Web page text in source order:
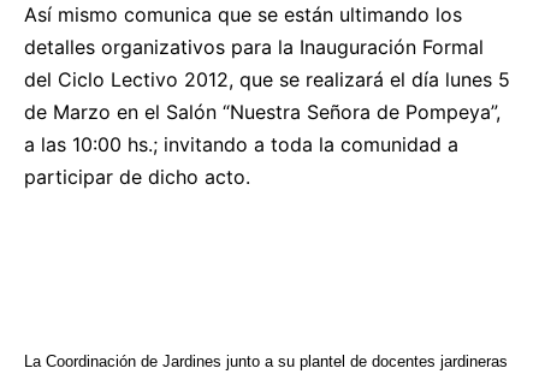
Así mismo comunica que se están ultimando los
detalles organizativos para la Inauguración Formal
del Ciclo Lectivo 2012, que se realizará el día lunes 5
de Marzo en el Salón “Nuestra Señora de Pompeya”,
a las 10:00 hs.; invitando a toda la comunidad a
participar de dicho acto.
La Coordinación de Jardines junto a su plantel de docentes jardineras